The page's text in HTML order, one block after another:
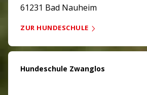
61231 Bad Nauheim
ZUR HUNDESCHULE
Hundeschule Zwanglos